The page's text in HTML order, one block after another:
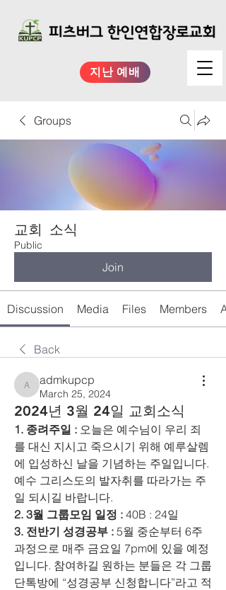
지난 예배
Groups
교회 소식
Public
Join
Discussion Media Files Members
Back
admkupcp
admkupcp
March 25, 2024
2024년 3월 24일 교회소식
1. 종려주일 : 오늘은 예수님이 우리 죄
를 대신 지시고 죽으시기 위해 예루살렘
에 입성하신 날을 기념하는 주일입니다.
예수 그리스도의 발자취를 따라가는 주
일 되시길 바랍니다.
2. 3월 그룹모임 일정 : 40B : 24일
3. 전반기 성경공부 : 5월 중순부터 6주
과정으로 매주 금요일 7pm에 있을 예정
입니다. 참여하길 원하는 분들은 각 그룹
단톡방에 “성경공부 신청합니다”라고 적